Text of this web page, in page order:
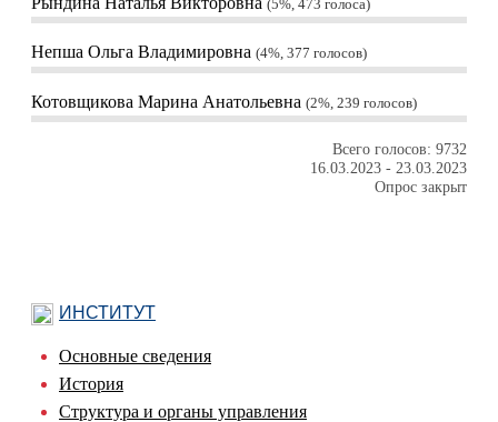
5%, 473 голоса
Непша Ольга Владимировна 4%, 377 голосов
Котовщикова Марина Анатольевна 2%, 239 голосов
Всего голосов: 9732
16.03.2023 - 23.03.2023
Опрос закрыт
ИНСТИТУТ
Основные сведения
История
Структура и органы управления